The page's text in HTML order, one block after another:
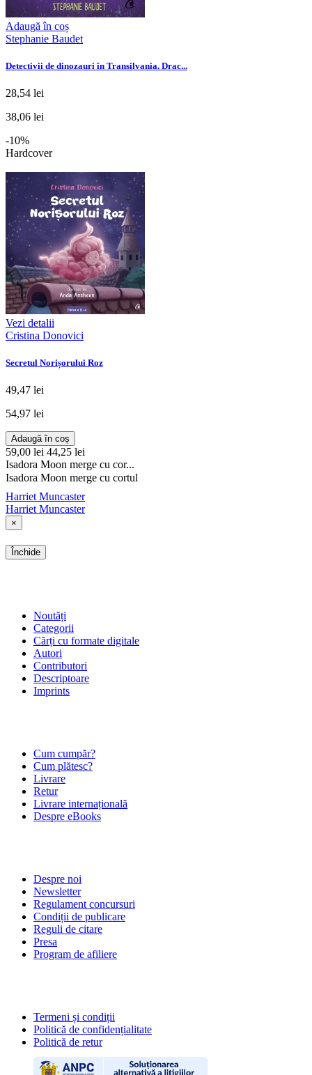
Adaugă în coș
Stephanie Baudet
Detectivii de dinozauri în Transilvania. Drac...
28,54 lei
38,06 lei
-10%
Hardcover
Vezi detalii
Cristina Donovici
Secretul Norișorului Roz
49,47 lei
54,97 lei
Adaugă în coș
59,00 lei 44,25 lei
Isadora Moon merge cu cor...
Isadora Moon merge cu cortul
Harriet Muncaster
Harriet Muncaster
×
Închide
Noutăți
Categorii
Cărți cu formate digitale
Autori
Contributori
Descriptoare
Imprints
Cum cumpăr?
Cum plătesc?
Livrare
Retur
Livrare internațională
Despre eBooks
Despre noi
Newsletter
Regulament concursuri
Condiții de publicare
Reguli de citare
Presa
Program de afiliere
Termeni și condiții
Politică de confidențialitate
Politică de retur